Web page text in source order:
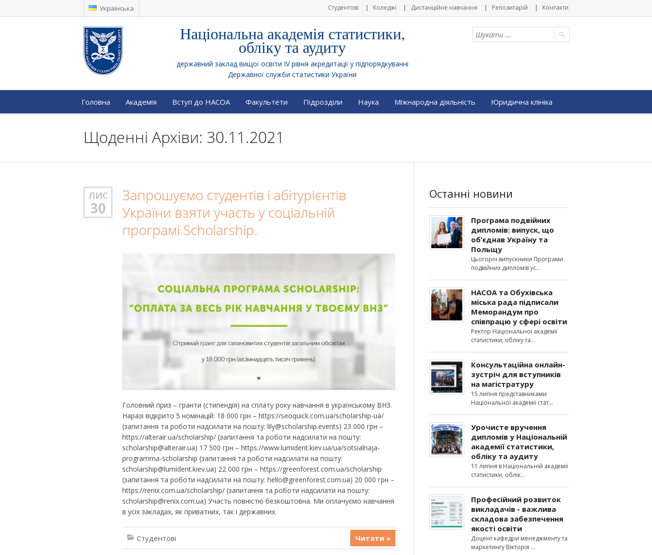
Українська Студентові Коледжі Дистанційне навчання Репозитарій Контакти
Національна академія статистики,
обліку та аудиту
державний заклад вищої освіти IV рівня акредитації у підпорядкуванні
Державної служби статистики України
Головна Академія Вступ до НАСОА Факультети Підрозділи Наука Міжнародна діяльність Юридична клініка
Щоденні Архіви: 30.11.2021
ЛИС
30
Запрошуємо студентів і абітурієнтів
України взяти участь у соціальній
програмі Scholarship.
Головний приз – гранти (стипендія) на сплату року навчання в українському ВНЗ.
Наразі відкрито 5 номінацій: 18 000 грн – https://seoquick.com.ua/scholarship-ua/
(запитання та роботи надсилати на пошту: lily@scholarship.events) 23 000 грн –
https://alterair.ua/scholarship/ (запитання та роботи надсилати на пошту:
scholarship@alterair.ua) 17 500 грн – https://www.lumident.kiev.ua/ua/sotsialnaja-
programma-scholarship (запитання та роботи надсилати на пошту:
scholarship@lumident.kiev.ua) 22 000 грн – https://greenforest.com.ua/scholarship
(запитання та роботи надсилати на пошту: hello@greenforest.com.ua) 20 000 грн –
https://renix.com.ua/scholarship/ (запитання та роботи надсилати на пошту:
scholarship@renix.com.ua) Участь повністю безкоштовна. Ми оплачуємо навчання
в усіх закладах, як приватних, так і державних.
Студентові Читати »
Останні новини
Програма подвійних
дипломів: випуск, що
об’єднав Україну та
Польщу
Цьогоріч випускники Програми
подвійних дипломів ус
НАСОА та Обухівська
міська рада підписали
Меморандум про
співпрацю у сфері освіти
Ректор Національної академії
статистики, обліку та
Консультаційна онлайн-
зустріч для вступників
на магістратуру
15 липня представниками
Національної академії стат
Урочисте вручення
дипломів у Національній
академії статистики,
обліку та аудиту
11 липня в Національній академії
статистики, облік
Професійний розвиток
викладачів - важлива
складова забезпечення
якості освіти
Доцент кафедри менеджменту та
маркетингу Вікторія